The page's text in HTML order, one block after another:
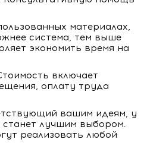
материалах,
система, тем выше
экономить время на
включает
оплату труда
вашим идеям, у
станет лучшим выбором.
реализовать любой